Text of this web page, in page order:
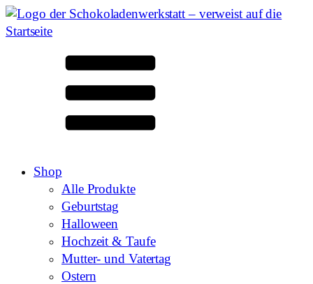
Shop
Alle Produkte
Geburtstag
Halloween
Hochzeit & Taufe
Mutter- und Vatertag
Ostern